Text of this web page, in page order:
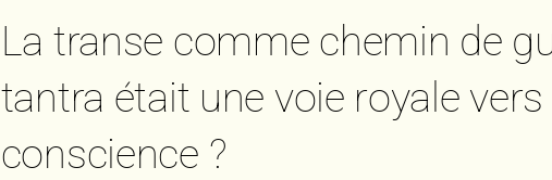
La transe comme chemin de
tantra était une voie royale
conscience ?